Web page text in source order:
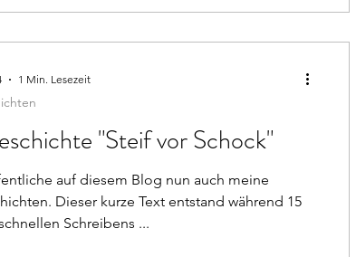
"Steif vor Schock"
auf diesem Blog nun auch meine
Dieser kurze Text entstand während 15
Schreibens ...
1 Min. Lesezeit